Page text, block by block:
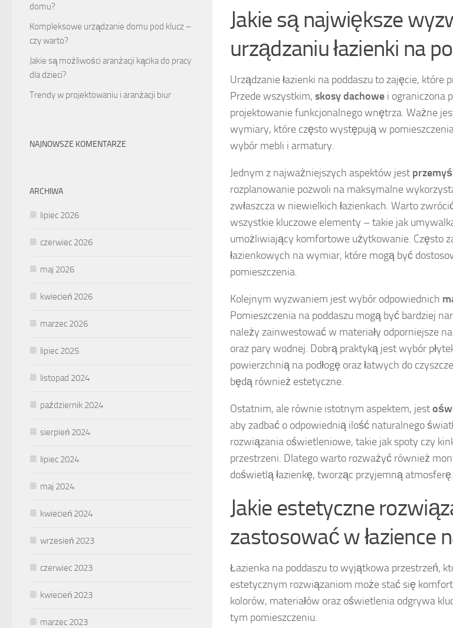
Jakie są największe
urządzaniu łazienki na
Urządzanie łazienki na poddaszu to zajęcie, które
Przede wszystkim, skosy dachowe i ograniczona
projektowanie funkcjonalnego wnętrza. Ważne
wymiary, które często występują w
wybór mebli i armatury.
Jednym z najważniejszych aspektów jest
rozplanowanie pozwoli na maksymalne
zwłaszcza w niewielkich łazienkach. Warto
wszystkie kluczowe elementy – takie jak
umożliwiający komfortowe użytkowanie. Często
łazienkowych na wymiar, które mogą być
pomieszczenia.
Kolejnym wyzwaniem jest wybór odpowiednich
Pomieszczenia na poddaszu mogą być bardziej
należy zainwestować w materiały odporniejsze
oraz pary wodnej. Dobrą praktyką jest wybór
powierzchnią na podłogę oraz łatwych do
będą również estetyczne.
Ostatnim, ale równie istotnym aspektem, jest
aby zadbać o odpowiednią ilość naturalnego
rozwiązania oświetleniowe, takie jak spoty czy
przestrzeni. Dlatego warto rozważyć również
doświetlą łazienkę, tworząc przyjemną atmosferę.
Jakie estetyczne
zastosować w łazience
Łazienka na poddaszu to wyjątkowa przestrzeń,
estetycznym rozwiązaniom może stać się
kolorów, materiałów oraz oświetlenia odgrywa
tym pomieszczeniu.
domu?
Kompleksowe urządzanie domu pod klucz –
czy warto?
Jakie są możliwości aranżacji kącika do pracy
dla dzieci?
Trendy w projektowaniu i aranżacji biur
NAJNOWSZE KOMENTARZE
ARCHIWA
lipiec 2026
czerwiec 2026
maj 2026
kwiecień 2026
marzec 2026
lipiec 2025
listopad 2024
październik 2024
sierpień 2024
lipiec 2024
maj 2024
kwiecień 2024
wrzesień 2023
czerwiec 2023
kwiecień 2023
marzec 2023